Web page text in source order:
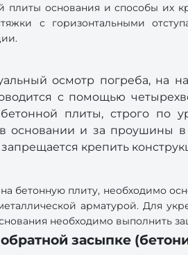
основания и способы их
с горизонтальными
осмотр погреба, на
с помощью
плиты, строго по
основании и за проушины
крепить
бетонную плиту, необходимо
арматурой. Для
необходимо выполнить
засыпке